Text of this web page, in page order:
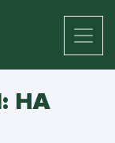
НА